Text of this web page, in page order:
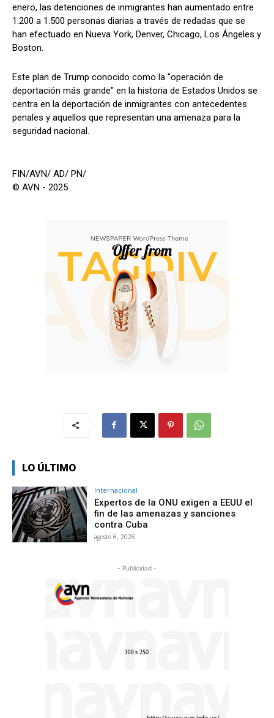
enero, las detenciones de inmigrantes han aumentado entre
1.200 a 1.500 personas diarias a través de redadas que se
han efectuado en Nueva York, Denver, Chicago, Los Ángeles y
Boston.
Este plan de Trump conocido como la "operación de
deportación más grande" en la historia de Estados Unidos se
centra en la deportación de inmigrantes con antecedentes
penales y aquellos que representan una amenaza para la
seguridad nacional.
FIN/AVN/ AD/ PN/
© AVN - 2025
LO ÚLTIMO
Internacional
Expertos de la ONU exigen a EEUU el
fin de las amenazas y sanciones
contra Cuba
agosto 6, 2026
- Publicidad -